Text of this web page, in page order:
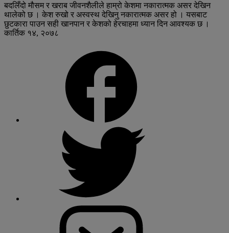
बदलिँदो मौसम र खराब जीवनशैलीले हाम्रो केशमा नकारात्मक असर देखिन
थालेको छ । केश रुखो र अस्वस्थ देखिनु नकारात्मक असर हो । यसबाट
छुटकारा पाउन सही खानपान र केशको हेरचाहमा ध्यान दिन आवश्यक छ ।
कार्तिक १४, २०७८